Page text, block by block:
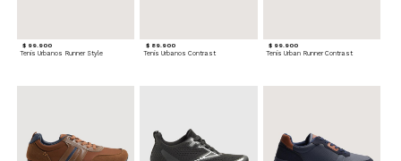
$ 99.900
Tenis Urbanos Runner Style
$ 89.900
Tenis Urbanos Contrast
$ 99.900
Tenis Urban Runner Contrast